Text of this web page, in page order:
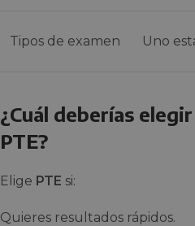
Tipos de examen Uno
¿Cuál deberías
PTE?
Elige PTE si:
Quieres resultados rápidos.